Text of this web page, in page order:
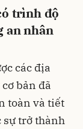
trình độ
an nhân
các địa
bản đã
toàn và tiết
sự trở thành